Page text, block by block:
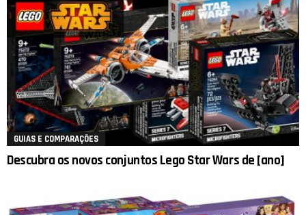
GUIAS E COMPARAÇÕES
Descubra os novos conjuntos Lego Star Wars de [ano]